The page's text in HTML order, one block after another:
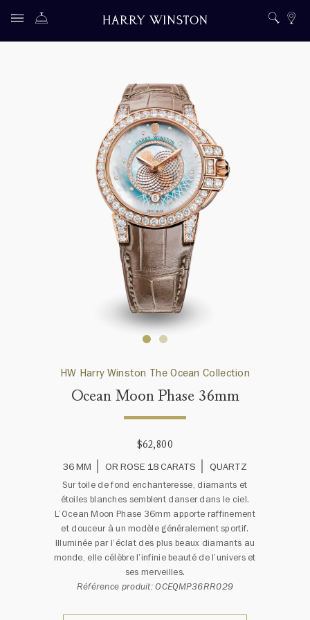
HW Harry Winston The Ocean Collection
Ocean Moon Phase 36mm
$62,800
36 MM
OR ROSE 18 CARATS QUARTZ
Sur toile de fond enchanteresse, diamants et
étoiles blanches semblent danser dans le ciel.
L’Ocean Moon Phase 36mm apporte raffinement
et douceur à un modèle généralement sportif.
Illuminée par l’éclat des plus beaux diamants au
monde, elle célèbre l’infinie beauté de l’univers et
ses merveilles.
Référence produit: OCEQMP36RR029